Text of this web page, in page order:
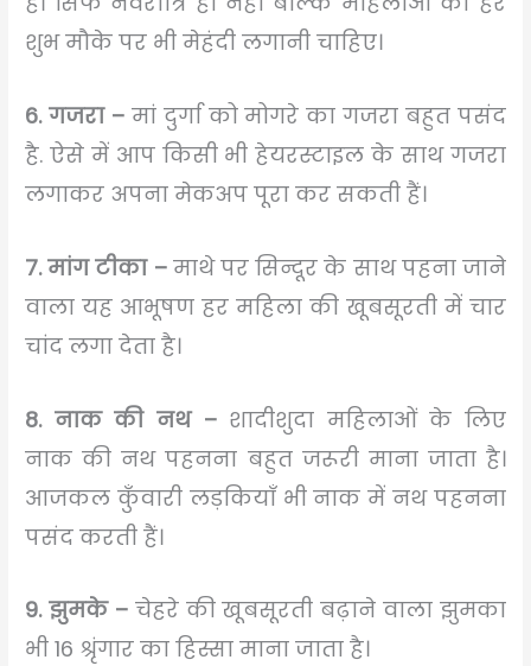
शुभ मौके पर भी मेहंदी लगानी चाहिए।
6. गजरा –मां दुर्गा को मोगरे का गजरा बहुत पसंद
है. ऐसे में आप किसी भी हेयरस्टाइल के साथ गजरा
लगाकर अपना मेकअप पूरा कर सकती हैं।
7. मांग टीका –माथे पर सिन्दूर के साथ पहना जाने
वाला यह आभूषण हर महिला की खूबसूरती में चार
चांद लगा देता है।
8. नाक की नथ –शादीशुदा महिलाओं के लिए
नाक की नथ पहनना बहुत जरूरी माना जाता है।
आजकल कुँवारी लड़कियाँ भी नाक में नथ पहनना
पसंद करती हैं।
9. झुमके –चेहरे की खूबसूरती बढ़ाने वाला झुमका
भी 16 श्रृंगार का हिस्सा माना जाता है।